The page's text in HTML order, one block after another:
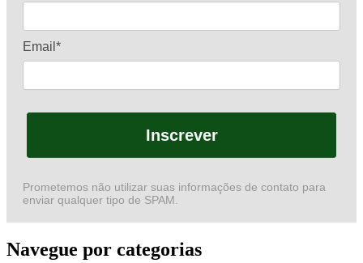
Email*
Inscrever
Prometemos não utilizar suas informações de contato para
enviar qualquer tipo de SPAM.
Navegue por categorias